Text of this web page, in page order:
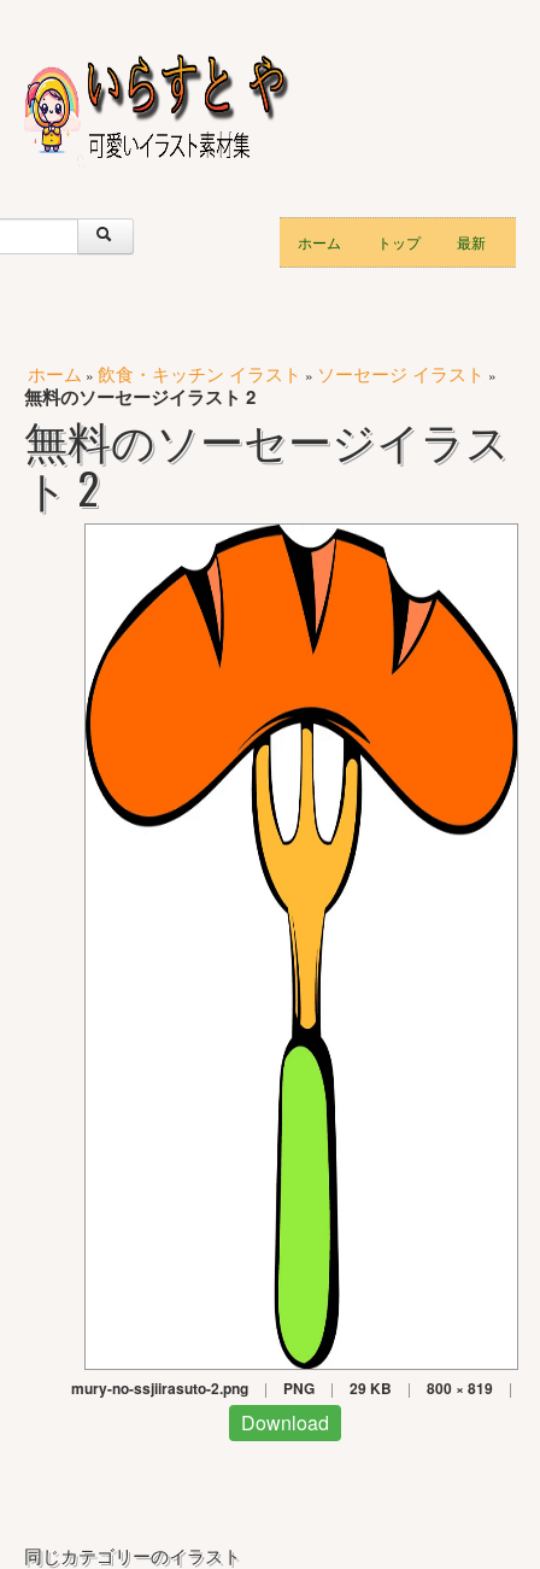
ホーム トップ 最新
ホーム » 飲食・キッチン イラスト » ソーセージ イラスト »
無料のソーセージイラスト 2
無料のソーセージイラス
ト 2
mury-no-ssjiirasuto-2.png | PNG | 29 KB | 800 × 819 |
Download
同じカテゴリーのイラスト